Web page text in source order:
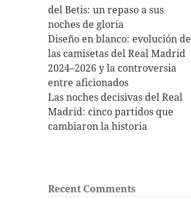
del Betis: un repaso a sus
noches de gloria
Diseño en blanco: evolución de
las camisetas del Real Madrid
2024–2026 y la controversia
entre aficionados
Las noches decisivas del Real
Madrid: cinco partidos que
cambiaron la historia
Recent Comments